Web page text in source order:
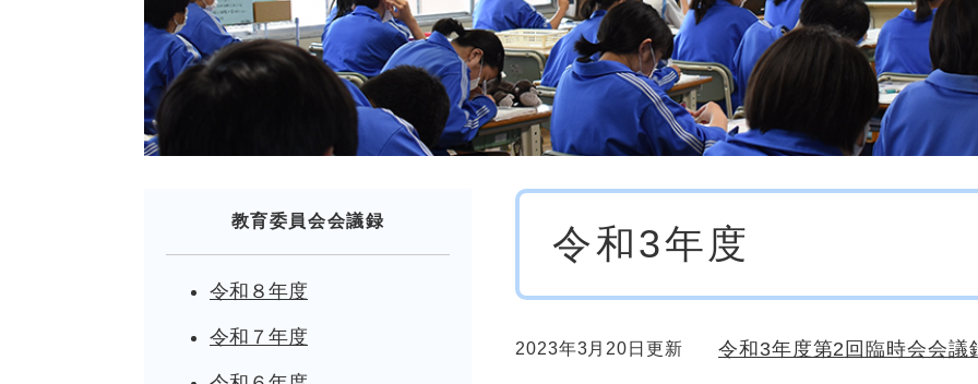
令和3年度
2023年3月20日更新 令和3年度第2回臨時会会議
教育委員会会議録
令和８年度
令和７年度